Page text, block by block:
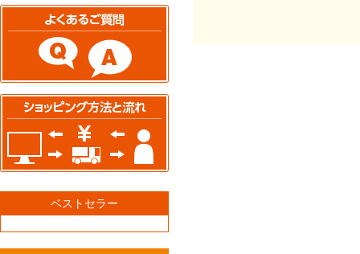
ベストセラー